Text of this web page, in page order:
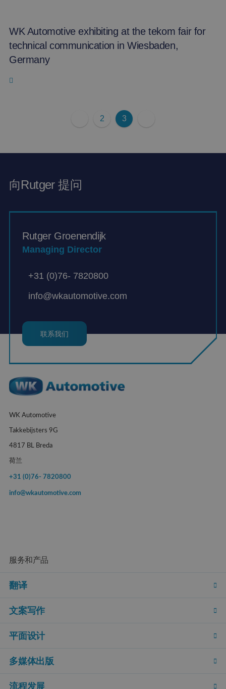
WK Automotive exhibiting at the tekom fair for
technical communication in Wiesbaden,
Germany
2 3
向Rutger 提问
Rutger Groenendijk
Managing Director
+31 (0)76- 7820800
info@wkautomotive.com
联系我们
WK Automotive
Takkebijsters 9G
4817 BL Breda
荷兰
+31 (0)76- 7820800
info@wkautomotive.com
服务和产品
翻译
文案写作
平面设计
多媒体出版
流程发展